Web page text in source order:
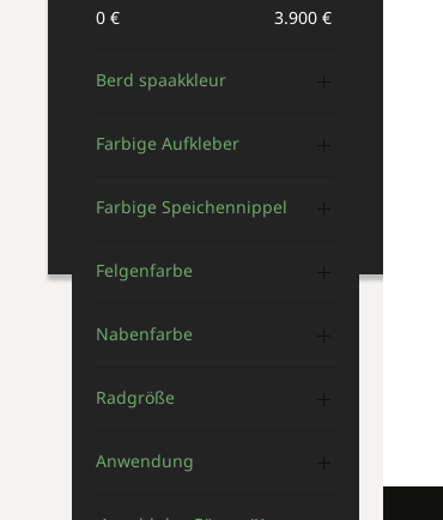
0 €
3.900 €
Berd spaakkleur
Farbige Aufkleber
Farbige Speichennippel
Felgenfarbe
Nabenfarbe
Radgröße
Anwendung